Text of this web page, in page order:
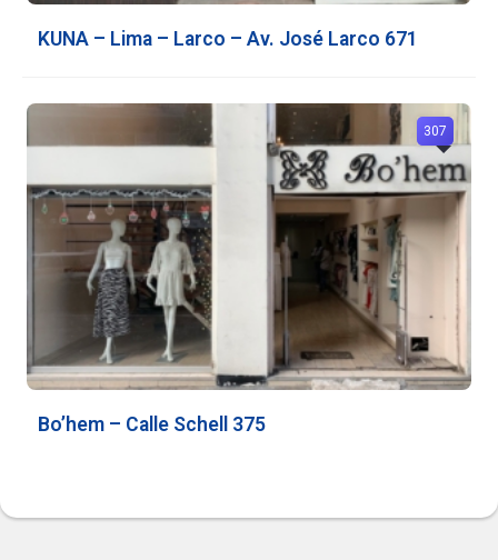
KUNA – Lima – Larco – Av. José Larco 671
Bo’hem – Calle Schell 375
307